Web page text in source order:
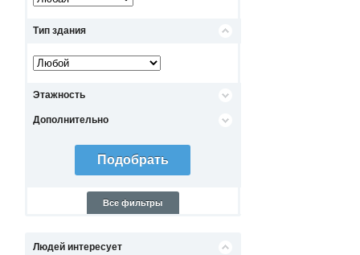
Тип здания
Этажность
Дополнительно
Все фильтры
Людей интересует